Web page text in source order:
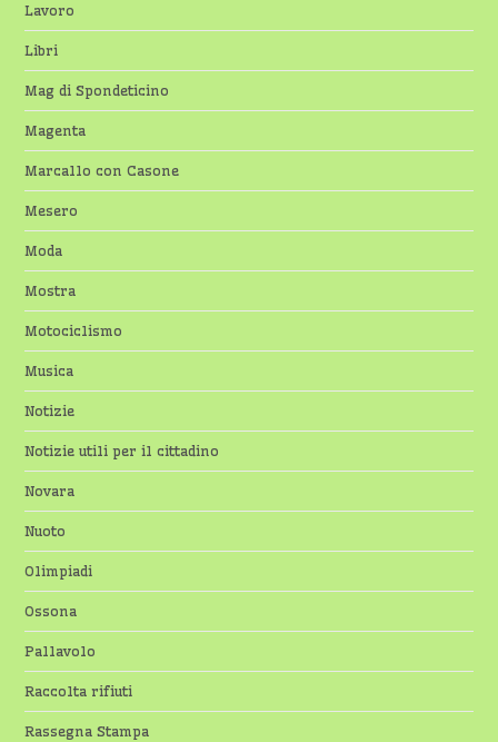
Lavoro
Libri
Mag di Spondeticino
Magenta
Marcallo con Casone
Mesero
Moda
Mostra
Motociclismo
Musica
Notizie
Notizie utili per il cittadino
Novara
Nuoto
Olimpiadi
Ossona
Pallavolo
Raccolta rifiuti
Rassegna Stampa